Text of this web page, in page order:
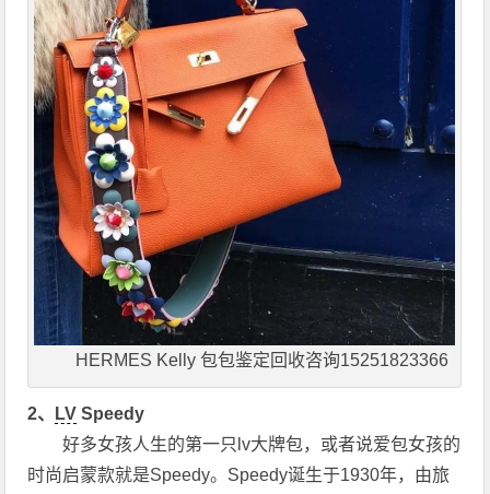
HERMES Kelly 包包鉴定回收咨询15251823366
2、 LV Speedy
好多女孩人生的第一只lv大牌包，或者说爱包女孩的
时尚启蒙款就是Speedy。Speedy诞生于1930年，由旅